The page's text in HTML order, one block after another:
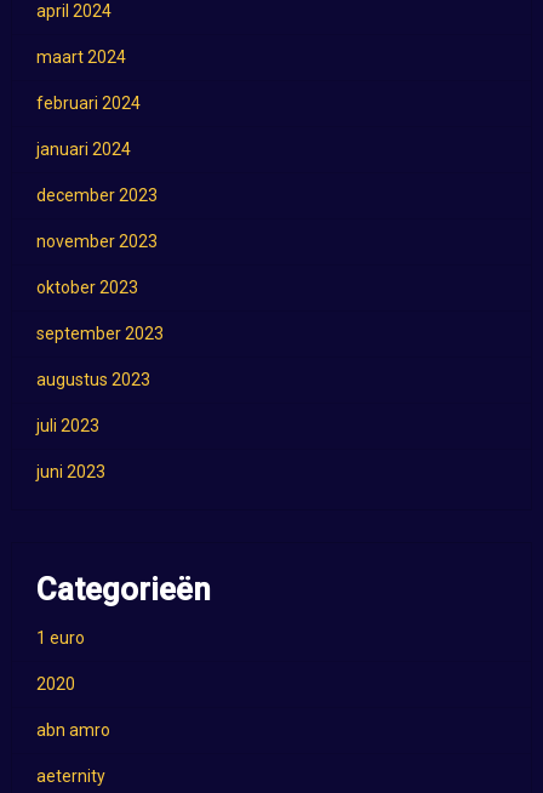
april 2024
maart 2024
februari 2024
januari 2024
december 2023
november 2023
oktober 2023
september 2023
augustus 2023
juli 2023
juni 2023
Categorieën
1 euro
2020
abn amro
aeternity